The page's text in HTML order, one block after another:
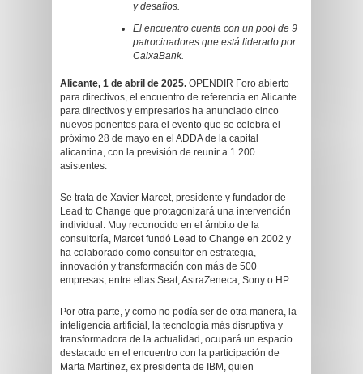
y desafíos.
El encuentro cuenta con un pool de 9
patrocinadores que está liderado por
CaixaBank.
Alicante, 1 de abril de 2025. OPENDIR Foro abierto
para directivos, el encuentro de referencia en Alicante
para directivos y empresarios ha anunciado cinco
nuevos ponentes para el evento que se celebra el
próximo 28 de mayo en el ADDA de la capital
alicantina, con la previsión de reunir a 1.200
asistentes.
Se trata de Xavier Marcet, presidente y fundador de
Lead to Change que protagonizará una intervención
individual. Muy reconocido en el ámbito de la
consultoría, Marcet fundó Lead to Change en 2002 y
ha colaborado como consultor en estrategia,
innovación y transformación con más de 500
empresas, entre ellas Seat, AstraZeneca, Sony o HP.
Por otra parte, y como no podía ser de otra manera, la
inteligencia artificial, la tecnología más disruptiva y
transformadora de la actualidad, ocupará un espacio
destacado en el encuentro con la participación de
Marta Martínez, ex presidenta de IBM, quien